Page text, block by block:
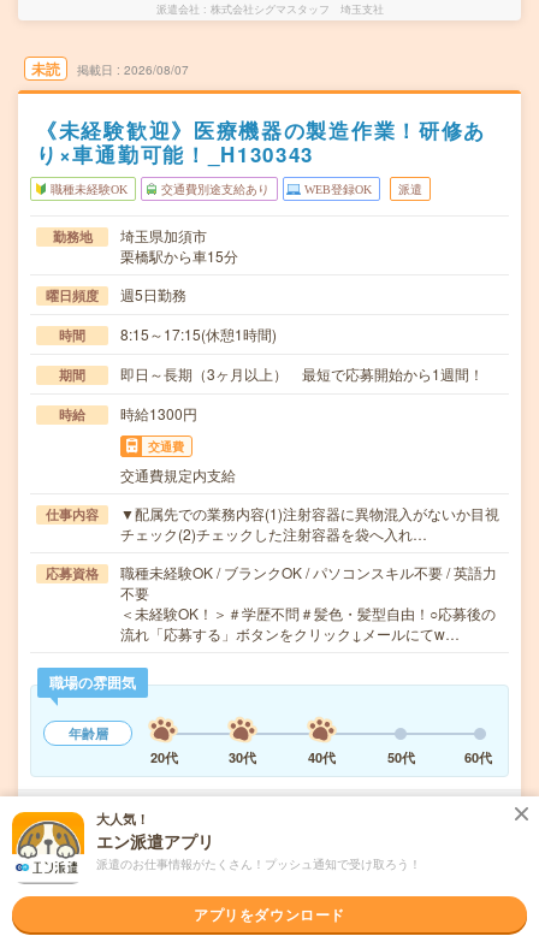
派遣会社 株式会社シグマスタッフ 埼玉支社
未読 掲載日 2026/08/07
《未経験歓迎》医療機器の製造作業！研修あ
り×車通勤可能！_H130343
職種未経験OK 交通費別途支給あり WEB登録OK 派遣
勤務地
埼玉県加須市
栗橋駅から車15分
曜日頻度 週5日勤務
時間 8:15～17:15(休憩1時間)
期間 即日～長期（3ヶ月以上） 最短で応募開始から1週間！
時給 時給1300円
交通費
交通費規定内支給
仕事内容
▼配属先での業務内容(1)注射容器に異物混入がないか目視
チェック(2)チェックした注射容器を袋へ入れ…
応募資格
職種未経験OK / ブランクOK / パソコンスキル不要 / 英語力
不要
＜未経験OK！＞＃学歴不問＃髪色・髪型自由！○応募後の
流れ「応募する」ボタンをクリック↓メールにてw…
職場の雰囲気
年齢層
20代
30代 40代 50代 60代
気になる!
派遣会社 株式会社ウィルオブ・ワーク FO事業部
未読 掲載日 2026/08/07
大人気！
エン派遣アプリ
派遣のお仕事情報がたくさん！プッシュ通知で受け取ろう！
アプリをダウンロード